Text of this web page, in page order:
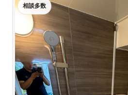
相談多数